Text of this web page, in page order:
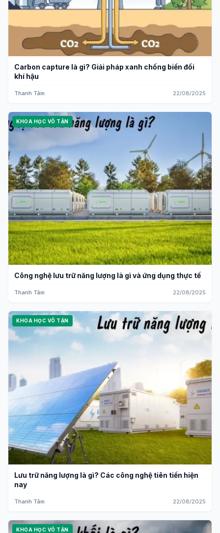
Carbon capture là gì? Giải pháp xanh chống biến đổi
khí hậu
Thanh Tâm 22/08/2025
KHOA HỌC VÔ TẬN
Công nghệ lưu trữ năng lượng là gì và ứng dụng thực tế
Thanh Tâm 22/08/2025
KHOA HỌC VÔ TẬN
Lưu trữ năng lượng là gì? Các công nghệ tiên tiến hiện
nay
Thanh Tâm 22/08/2025
KHOA HỌC VÔ TẬN